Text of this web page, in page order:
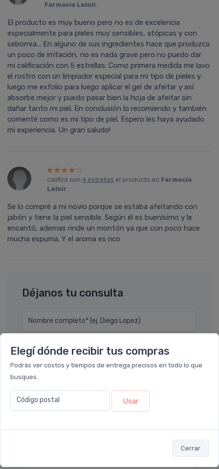
Elegí dónde recibir tus compras
Podrás ver costos y tiempos de entrega precisos en todo lo que
busques.
Código postal Usar
Cerrar
Farmacia Leloir.
El producto es muy bueno pero no es de excelencia
especialmente para pieles muy sensibles, atópicas y con
seborrea... En alguno de sus ingredientes hace que produzca
un poco de irritación, no es nada grave pero no puedo dar
mi calificación con 5 estrellas. Como primera medida me lavo
el rostro con un limpiador especial para mi tipo de pieles y
luego me exfolio para luego aplicar el gel de afeitar y así
absorbe mejor y puedo pasar bien la hoja de afeitar sin
dañar tanto mi piel. En conclusión lo recomiendo y también
comenté como es mi tipo de piel. Espero les haya ayudado
mi experiencia. Un gran saludo!
calificó con 4 estrellas el producto en Farmacia
Leloir.
Se lo compré a mi novio porque se estaba afeitando con
jabón y tiene la piel sensible. Según él es buenísimo y le
encantó, ademas rinde un montón ya que con poco hace
mucha espuma. Y el aroma es rico
Déjanos tu consulta
Nombre completo* (ej. Diego Lopez)
Email* (ej. diego.lopez@email.com)
Teléfono
Ubicación